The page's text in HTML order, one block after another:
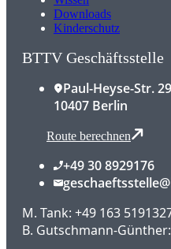
Downloads
Kinderschutz
BTTV Geschäftsstelle
Paul-Heyse-Str. 29
10407 Berlin
Route berechnen
+49 30 8929176
M. Tank: +49 163
B. Gutschmann-